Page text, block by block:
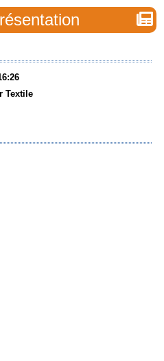
Textile